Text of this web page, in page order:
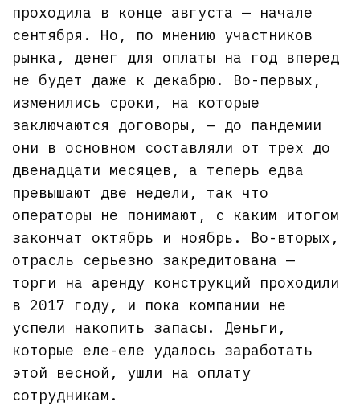
проходила в конце августа — начале
сентября. Но, по мнению участников
рынка, денег для оплаты на год вперед
не будет даже к декабрю. Во-первых,
изменились сроки, на которые
заключаются договоры, — до пандемии
они в основном составляли от трех до
двенадцати месяцев, а теперь едва
превышают две недели, так что
операторы не понимают, с каким итогом
закончат октябрь и ноябрь. Во-вторых,
отрасль серьезно закредитована —
торги на аренду конструкций проходили
в 2017 году, и пока компании не
успели накопить запасы. Деньги,
которые еле-еле удалось заработать
этой весной, ушли на оплату
сотрудникам.